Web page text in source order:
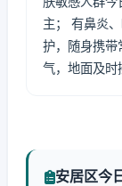
主； 有鼻炎
护，随身携带
气，地面及时
安居区今